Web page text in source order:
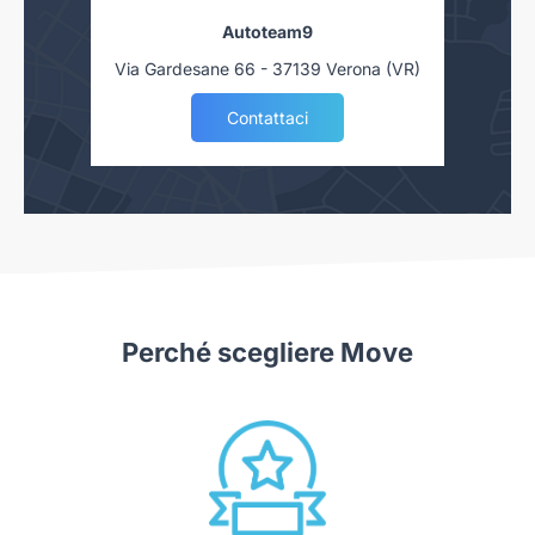
Autoteam9
Via Gardesane 66 - 37139 Verona (VR)
Contattaci
Perché scegliere Move